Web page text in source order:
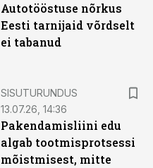
Autotööstuse nõrkus
Eesti tarnijaid võrdselt
ei tabanud
SISUTURUNDUS
13.07.26, 14:36
Pakendamisliini edu
algab tootmisprotsessi
mõistmisest, mitte